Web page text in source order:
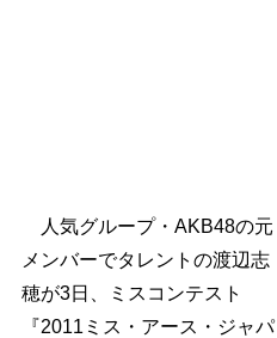
人気グループ・AKB48の元
メンバーでタレントの渡辺志
穂が3日、ミスコンテスト
『2011ミス・アース・ジャパ